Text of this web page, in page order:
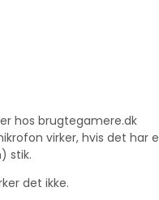
hos brugtegamere.dk
virker, hvis det har
stik.
det ikke.